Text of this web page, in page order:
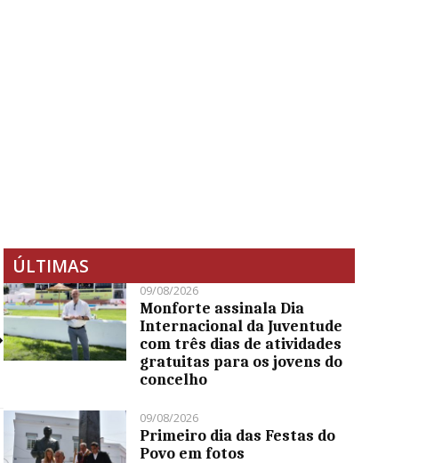
ÚLTIMAS
09/08/2026
Monforte assinala Dia
Internacional da Juventude
com três dias de atividades
gratuitas para os jovens do
concelho
09/08/2026
Primeiro dia das Festas do
Povo em fotos